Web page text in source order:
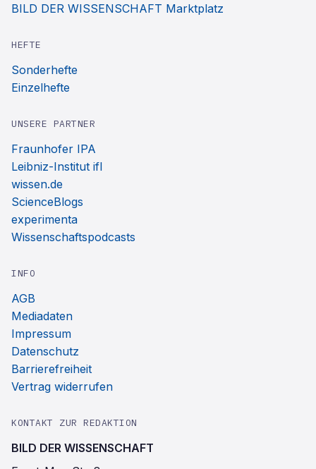
BILD DER WISSENSCHAFT Marktplatz
HEFTE
Sonderhefte
Einzelhefte
UNSERE PARTNER
Fraunhofer IPA
Leibniz-Institut ifl
wissen.de
ScienceBlogs
experimenta
Wissenschaftspodcasts
INFO
AGB
Mediadaten
Impressum
Datenschutz
Barrierefreiheit
Vertrag widerrufen
KONTAKT ZUR REDAKTION
BILD DER WISSENSCHAFT